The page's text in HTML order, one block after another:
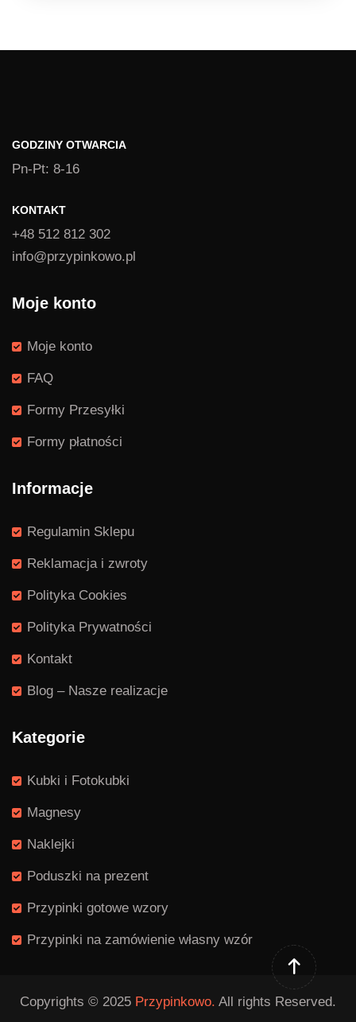
1,39 zł
GODZINY OTWARCIA
Pn-Pt: 8-16
KONTAKT
+48 512 812 302
info@przypinkowo.pl
Moje konto
Moje konto
FAQ
Formy Przesyłki
Formy płatności
Informacje
Regulamin Sklepu
Reklamacja i zwroty
Polityka Cookies
Polityka Prywatności
Kontakt
Blog – Nasze realizacje
Kategorie
Kubki i Fotokubki
Magnesy
Naklejki
Poduszki na prezent
Przypinki gotowe wzory
Przypinki na zamówienie własny wzór
Copyrights © 2025 Przypinkowo. All rights Reserved.